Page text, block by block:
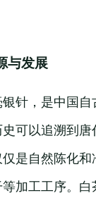
与发展
针，是中国
可以追溯到
是自然陈化
加工工序。